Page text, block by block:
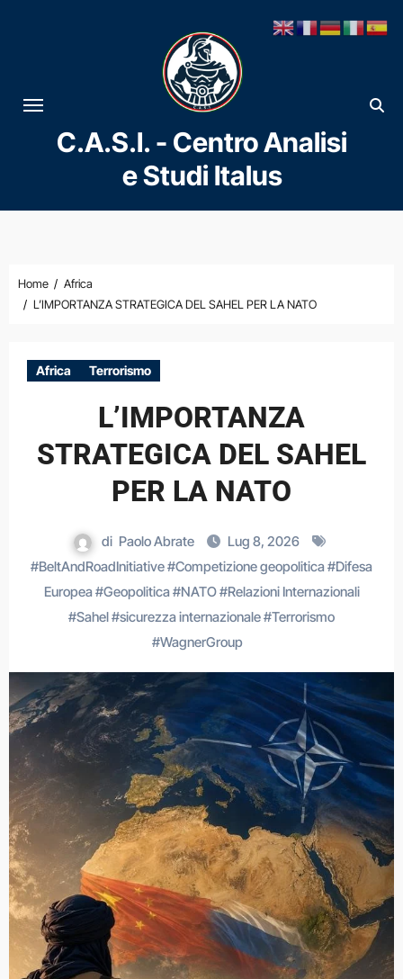
al
contenuto
C.A.S.I. - Centro Analisi
e Studi Italus
Home
Africa
L’IMPORTANZA STRATEGICA DEL SAHEL PER LA NATO
Africa Terrorismo
L’IMPORTANZA
STRATEGICA DEL SAHEL
PER LA NATO
di Paolo Abrate
Lug 8, 2026
#BeltAndRoadInitiative#Competizione geopolitica#Difesa
Europea#Geopolitica#NATO#Relazioni Internazionali
#Sahel#sicurezza internazionale#Terrorismo
#WagnerGroup